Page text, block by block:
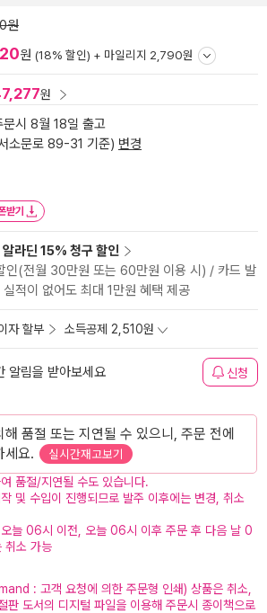
원
원 (18% 할인) + 마일리지 2,790원
원
문시 8월 18일 출고
소문로 89-31 기준) 변경
받기
라딘 15% 청구 할인
인(전월 30만원 또는 60만원 이용 시) / 카드 발
적이 없어도 최대 1만원 혜택 제공
자 할부 소득공제 2,510원
알림을 받아보세요 신청
품절 또는 지연될 수 있으니, 주문 전에
세요.
실시간재고보기
품절/지연될 수도 있습니다.
및 수입이 진행되므로 발주 이후에는 변경, 취소
늘 06시 이전, 오늘 06시 이후 주문 후 다음 날 0
취소 가능
: 고객 요청에 의한 주문형 인쇄) 상품은 취소,
판 도서의 디지털 파일을 이용해 주문시 종이책으로